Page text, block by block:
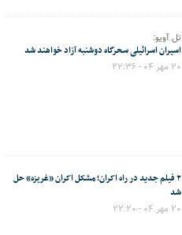
تل آویو:
اسیران اسرائیلی سحرگاه دوشنبه آزاد خواهند شد
۲۰ مهر ۰۴ - ۲۲:۳۶
۲ فیلم جدید در راه اکران؛ مشکل اکران «غریزه» حل
شد
۲۰ مهر ۰۴ - ۲۲:۲۰